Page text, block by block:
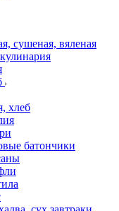
сушеная, вяленая
хлеб
батончики